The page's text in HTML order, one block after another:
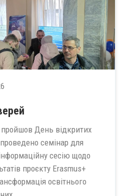
День відкритих
семінар для
сесію щодо
проєкту Erasmus+
освітнього